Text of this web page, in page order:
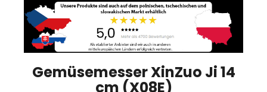
Gemüsemesser XinZuo Ji 14
cm (X08E)